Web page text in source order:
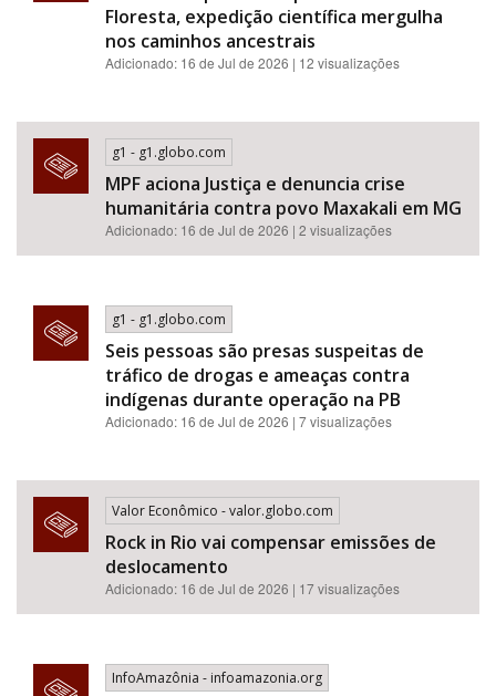
Floresta, expedição científica mergulha
nos caminhos ancestrais
Adicionado: 16 de Jul de 2026 | 12 visualizações
g1 - g1.globo.com
MPF aciona Justiça e denuncia crise
humanitária contra povo Maxakali em MG
Adicionado: 16 de Jul de 2026 | 2 visualizações
g1 - g1.globo.com
Seis pessoas são presas suspeitas de
tráfico de drogas e ameaças contra
indígenas durante operação na PB
Adicionado: 16 de Jul de 2026 | 7 visualizações
Valor Econômico - valor.globo.com
Rock in Rio vai compensar emissões de
deslocamento
Adicionado: 16 de Jul de 2026 | 17 visualizações
InfoAmazônia - infoamazonia.org